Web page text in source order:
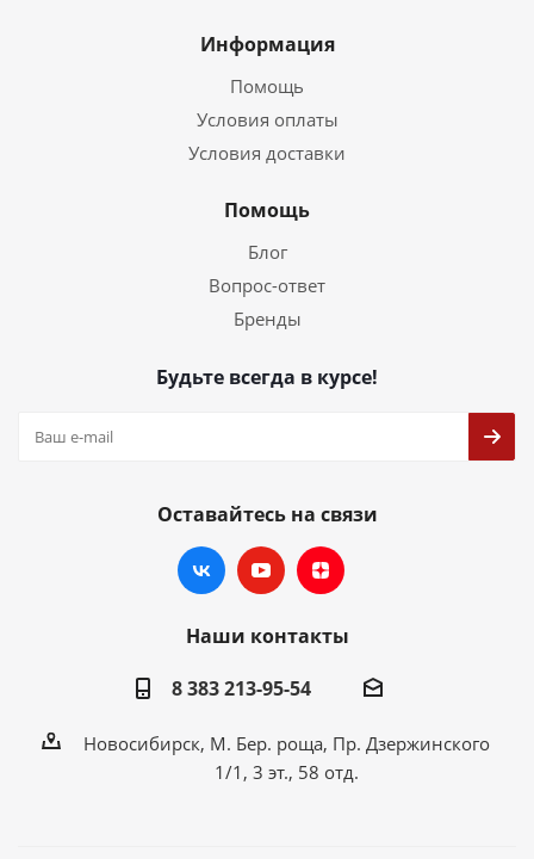
Информация
Помощь
Условия оплаты
Условия доставки
Помощь
Блог
Вопрос-ответ
Бренды
Будьте всегда в курсе!
Оставайтесь на связи
Наши контакты
8 383 213-95-54
Новосибирск, М. Бер. роща, Пр. Дзержинского
1/1, 3 эт., 58 отд.